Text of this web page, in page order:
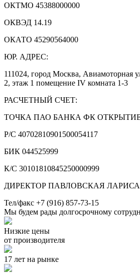
ОКТМО 45388000000
ОКВЭД 14.19
ОКАТО 45290564000
ЮР. АДРЕС:
111024, город Москва, Авиамоторная
2, этаж 1 помещение IV комната 1-3
РАСЧЕТНЫЙ СЧЕТ:
ТОЧКА ПАО БАНКА ФК
Р/С 40702810901500054117
БИК 044525999
К/С 30101810845250000999
ДИРЕКТОР ПАВЛОВСКАЯ
Тел/факс +7 (916) 857-73-15
Мы будем рады долгосрочному
Низкие цены
от производителя
17 лет на рынке